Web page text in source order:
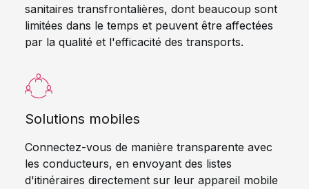
sanitaires transfrontalières, dont beaucoup sont
limitées dans le temps et peuvent être affectées
par la qualité et l'efficacité des transports.
Solutions mobiles
Connectez-vous de manière transparente avec
les conducteurs, en envoyant des listes
d'itinéraires directement sur leur appareil mobile